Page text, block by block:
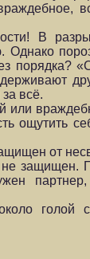
В
Однако
порядка?
всё.
или
ощутить
от
защищен.
голой